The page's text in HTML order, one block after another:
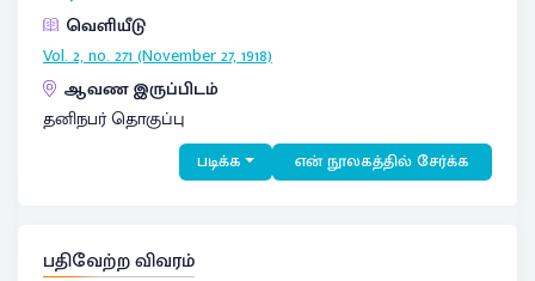
வெளியீடு
Vol. 2, no. 271 (November 27, 1918)
ஆவண இருப்பிடம்
தனிநபர் தொகுப்பு
படிக்க என் நூலகத்தில் சேர்க்க
பதிவேற்ற விவரம்